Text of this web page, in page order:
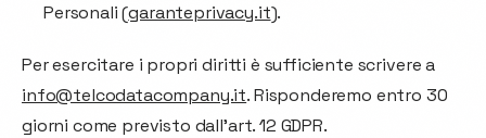
Personali (garanteprivacy.it).
Per esercitare i propri diritti è sufficiente scrivere a
info@telcodatacompany.it. Risponderemo entro 30
giorni come previsto dall'art. 12 GDPR.